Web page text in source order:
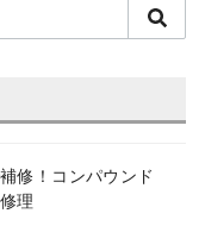
修！コンパウンド
理